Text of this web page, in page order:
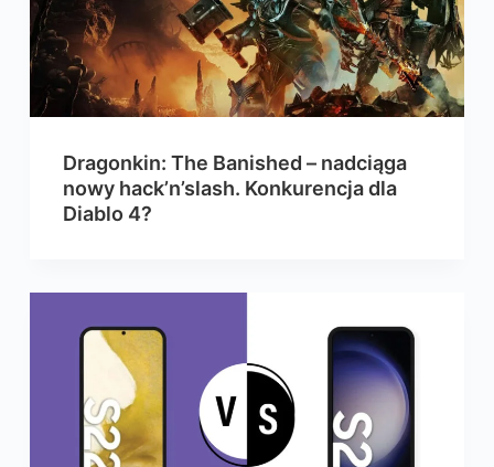
Dragonkin: The Banished – nadciąga
nowy hack’n’slash. Konkurencja dla
Diablo 4?